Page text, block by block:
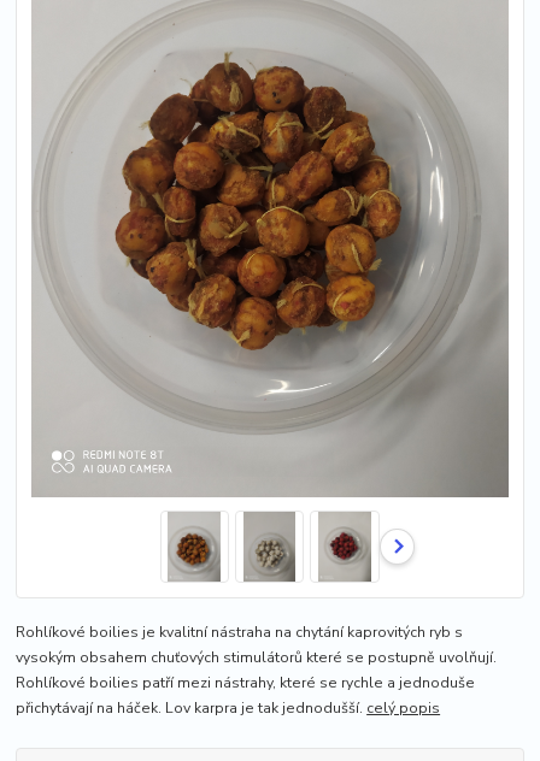
Rohlíkové boilies je kvalitní nástraha na chytání kaprovitých ryb s
vysokým obsahem chuťových stimulátorů které se postupně uvolňují.
Rohlíkové boilies patří mezi nástrahy, které se rychle a jednoduše
přichytávají na háček. Lov karpra je tak jednodušší. celý popis